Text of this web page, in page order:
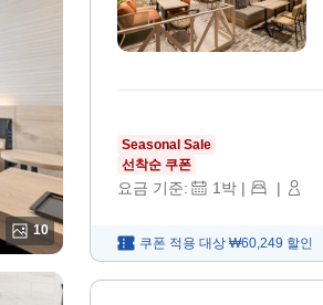
10
Seasonal Sale
선착순 쿠폰
요금 기준: 1 박 | |
쿠폰 적용 대상 ₩60,249 할인